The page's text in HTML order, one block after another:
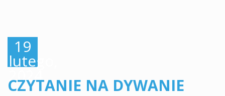
19
lutego,
2024
CZYTANIE NA DYWANIE